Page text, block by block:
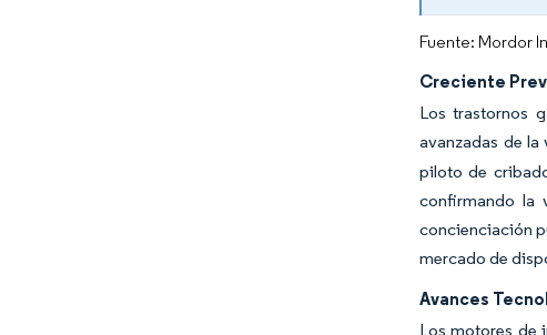
Fuente: Mordor
Creciente
Los trastornos
avanzadas de
piloto de
confirmando la
concienciación
mercado de
Avances
Los motores de